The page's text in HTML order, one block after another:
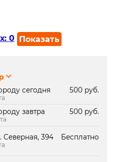
0 Показать
сегодня
500 руб.
завтра 500 руб.
394 Бесплатно